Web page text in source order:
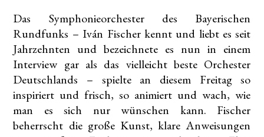
Das Symphonieorchester des Bayerischen
Rundfunks – Iván Fischer kennt und liebt es seit
Jahrzehnten und bezeichnete es nun in einem
Interview gar als das vielleicht beste Orchester
Deutschlands – spielte an diesem Freitag so
inspiriert und frisch, so animiert und wach, wie
man es sich nur wünschen kann. Fischer
beherrscht die große Kunst, klare Anweisungen